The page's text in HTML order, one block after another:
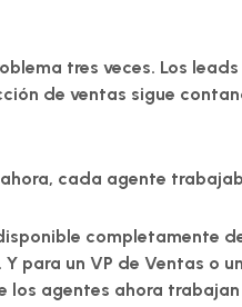
tres veces. Los
de ventas sigue
cada agente
completamente
para un VP de Ventas o
los agentes ahora